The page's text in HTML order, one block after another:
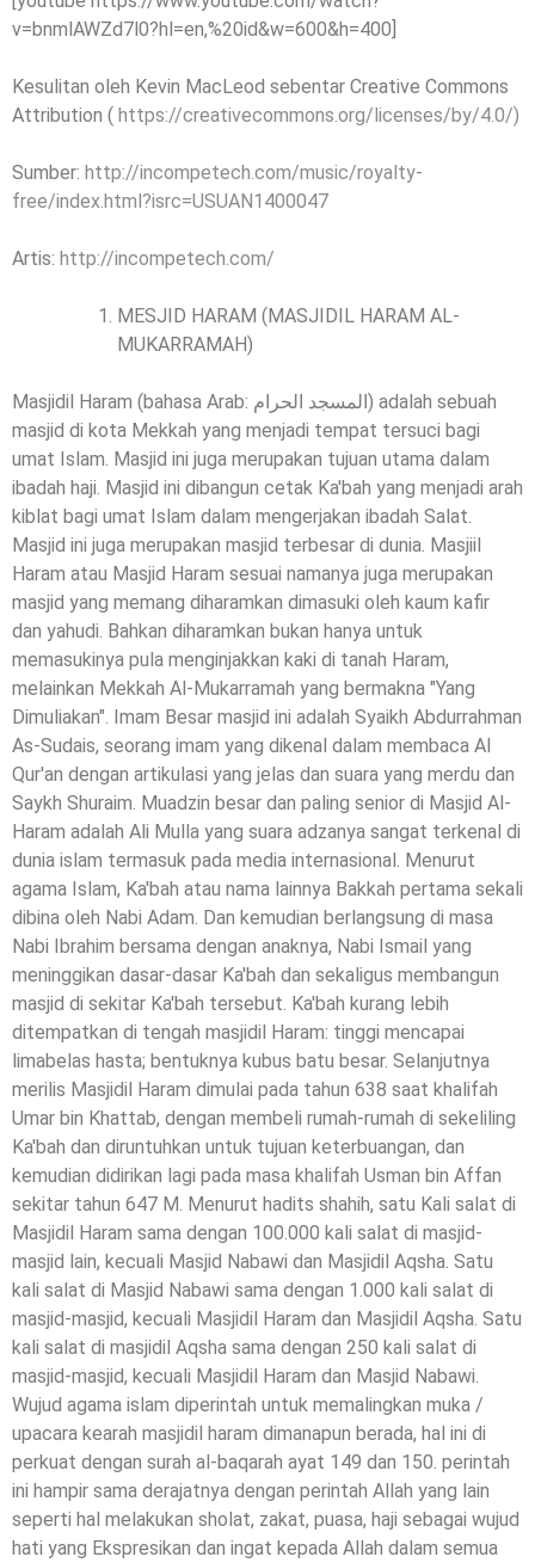
v=bnmlAWZd7l0?hl=en,%20id&w=600&h=400]
Kesulitan oleh Kevin MacLeod sebentar Creative Commons
Attribution ( https://creativecommons.org/licenses/by/4.0/)
Sumber: http://incompetech.com/music/royalty-
free/index.html?isrc=USUAN1400047
Artis: http://incompetech.com/
MESJID HARAM (MASJIDIL HARAM AL-
MUKARRAMAH)
Masjidil Haram (bahasa Arab: المسجد الحرام) adalah sebuah
masjid di kota Mekkah yang menjadi tempat tersuci bagi
umat Islam. Masjid ini juga merupakan tujuan utama dalam
ibadah haji. Masjid ini dibangun cetak Ka'bah yang menjadi arah
kiblat bagi umat Islam dalam mengerjakan ibadah Salat.
Masjid ini juga merupakan masjid terbesar di dunia. Masjiil
Haram atau Masjid Haram sesuai namanya juga merupakan
masjid yang memang diharamkan dimasuki oleh kaum kafir
dan yahudi. Bahkan diharamkan bukan hanya untuk
memasukinya pula menginjakkan kaki di tanah Haram,
melainkan Mekkah Al-Mukarramah yang bermakna "Yang
Dimuliakan". Imam Besar masjid ini adalah Syaikh Abdurrahman
As-Sudais, seorang imam yang dikenal dalam membaca Al
Qur'an dengan artikulasi yang jelas dan suara yang merdu dan
Saykh Shuraim. Muadzin besar dan paling senior di Masjid Al-
Haram adalah Ali Mulla yang suara adzanya sangat terkenal di
dunia islam termasuk pada media internasional. Menurut
agama Islam, Ka'bah atau nama lainnya Bakkah pertama sekali
dibina oleh Nabi Adam. Dan kemudian berlangsung di masa
Nabi Ibrahim bersama dengan anaknya, Nabi Ismail yang
meninggikan dasar-dasar Ka'bah dan sekaligus membangun
masjid di sekitar Ka'bah tersebut. Ka'bah kurang lebih
ditempatkan di tengah masjidil Haram: tinggi mencapai
limabelas hasta; bentuknya kubus batu besar. Selanjutnya
merilis Masjidil Haram dimulai pada tahun 638 saat khalifah
Umar bin Khattab, dengan membeli rumah-rumah di sekeliling
Ka'bah dan diruntuhkan untuk tujuan keterbuangan, dan
kemudian didirikan lagi pada masa khalifah Usman bin Affan
sekitar tahun 647 M. Menurut hadits shahih, satu Kali salat di
Masjidil Haram sama dengan 100.000 kali salat di masjid-
masjid lain, kecuali Masjid Nabawi dan Masjidil Aqsha. Satu
kali salat di Masjid Nabawi sama dengan 1.000 kali salat di
masjid-masjid, kecuali Masjidil Haram dan Masjidil Aqsha. Satu
kali salat di masjidil Aqsha sama dengan 250 kali salat di
masjid-masjid, kecuali Masjidil Haram dan Masjid Nabawi.
Wujud agama islam diperintah untuk memalingkan muka /
upacara kearah masjidil haram dimanapun berada, hal ini di
perkuat dengan surah al-baqarah ayat 149 dan 150. perintah
ini hampir sama derajatnya dengan perintah Allah yang lain
seperti hal melakukan sholat, zakat, puasa, haji sebagai wujud
hati yang Ekspresikan dan ingat kepada Allah dalam semua